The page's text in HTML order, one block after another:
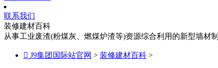
联系我们
装修建材百科
从事工业废渣(粉煤灰、燃煤炉渣等)资源综合利用的新型墙材
 J9集团国际站官网 > 装修建材百科 >